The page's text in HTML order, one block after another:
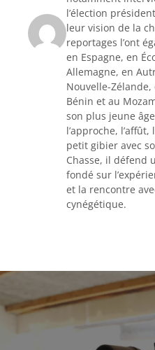
l’élection
leur vision de la
reportages l’ont
en Espagne, en
Allemagne, en
Nouvelle-
Bénin et au
son plus jeune
l’approche,
petit gibier avec
Chasse, il défend
fondé sur
et la rencontre
cynégétique.